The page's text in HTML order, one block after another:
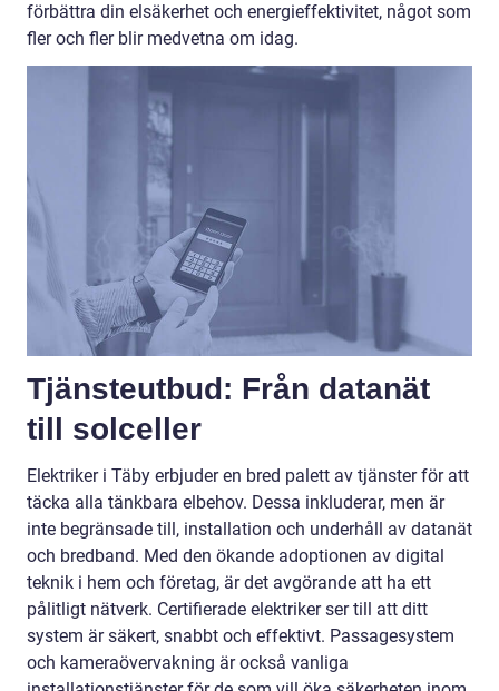
förbättra din elsäkerhet och energieffektivitet, något som
fler och fler blir medvetna om idag.
Tjänsteutbud: Från datanät
till solceller
Elektriker i Täby erbjuder en bred palett av tjänster för att
täcka alla tänkbara elbehov. Dessa inkluderar, men är
inte begränsade till, installation och underhåll av datanät
och bredband. Med den ökande adoptionen av digital
teknik i hem och företag, är det avgörande att ha ett
pålitligt nätverk. Certifierade elektriker ser till att ditt
system är säkert, snabbt och effektivt. Passagesystem
och kameraövervakning är också vanliga